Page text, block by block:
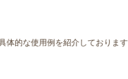
体的な使用例を紹介しております